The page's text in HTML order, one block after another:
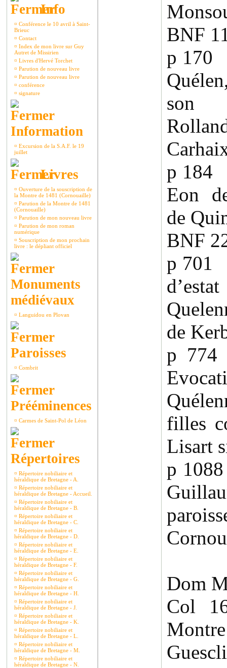
Info
¤ Conférence le 10 avril à Saint-
Brieuc
¤ Contact
¤ Index de mon livre sur Guy
Autret de Missirien
¤ Livres d'Hervé Torchet
¤ Parution de nouveau livre
¤ Parution de nouveau livre
¤ conférence
¤ signature
Information
¤ Excursion de la S.A.F. le 19
juillet
Livres
¤ Ouverture de la souscription de
la Montre de 1481 (Cornouaille)
¤ Parution de la Montre de 1481
(Cornouaille)
¤ Parution de mon nouveau livre
¤ Parution de mon roman
numérique
¤ Souscription de mon prochain
livre : le dépliant officiel
Monuments
médiévaux
¤ Languidou en Plovan
Paroisses
¤ Combrit
Prééminences
¤ Carmes de Saint-Pol de Léon
Répertoires
¤ Répertoire nobiliaire et
héraldique de Bretagne - A.
¤ Répertoire nobiliaire et
héraldique de Bretagne - Accueil.
¤ Répertoire nobiliaire et
héraldique de Bretagne - B.
¤ Répertoire nobiliaire et
héraldique de Bretagne - C.
¤ Répertoire nobiliaire et
héraldique de Bretagne - D.
¤ Répertoire nobiliaire et
héraldique de Bretagne - E.
¤ Répertoire nobiliaire et
héraldique de Bretagne - F.
¤ Répertoire nobiliaire et
héraldique de Bretagne - G.
¤ Répertoire nobiliaire et
héraldique de Bretagne - H.
¤ Répertoire nobiliaire et
héraldique de Bretagne - J.
¤ Répertoire nobiliaire et
héraldique de Bretagne - K.
¤ Répertoire nobiliaire et
héraldique de Bretagne - L.
¤ Répertoire nobiliaire et
héraldique de Bretagne - M.
¤ Répertoire nobiliaire et
héraldique de Bretagne - N.
BNF
p
son
p
Eon
de
BNF
p 701
de
p
filles
Lisart
p
Dom
Col